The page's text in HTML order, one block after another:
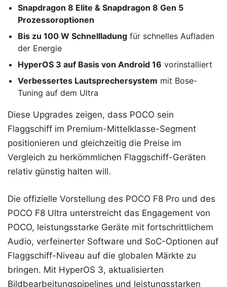
Snapdragon 8 Elite & Snapdragon 8 Gen 5
Prozessoroptionen
Bis zu 100 W Schnellladung für schnelles Aufladen
der Energie
HyperOS 3 auf Basis von Android 16 vorinstalliert
Verbessertes Lautsprechersystem mit Bose-
Tuning auf dem Ultra
Diese Upgrades zeigen, dass POCO sein
Flaggschiff im Premium-Mittelklasse-Segment
positionieren und gleichzeitig die Preise im
Vergleich zu herkömmlichen Flaggschiff-Geräten
relativ günstig halten will.
Die offizielle Vorstellung des POCO F8 Pro und des
POCO F8 Ultra unterstreicht das Engagement von
POCO, leistungsstarke Geräte mit fortschrittlichem
Audio, verfeinerter Software und SoC-Optionen auf
Flaggschiff-Niveau auf die globalen Märkte zu
bringen. Mit HyperOS 3, aktualisierten
Bildbearbeitungspipelines und leistungsstarken